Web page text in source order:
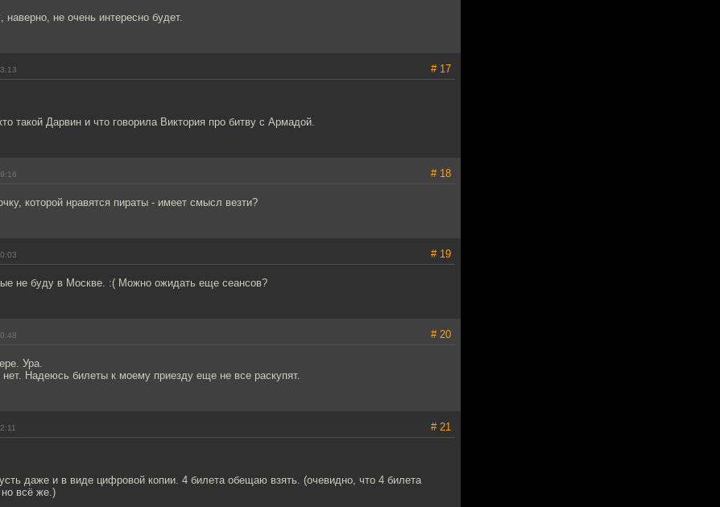
не очень интересно будет.
# 17
такой Дарвин и что говорила Виктория про битву с Армадой.
# 18
которой нравятся пираты - имеет смысл везти?
# 19
не буду в Москве. :( Можно ожидать еще сеансов?
# 20
Ура.
Надеюсь билеты к моему приезду еще не все раскупят.
# 21
даже и в виде цифровой копии. 4 билета обещаю взять. (очевидно, что 4 билета
всё же.)